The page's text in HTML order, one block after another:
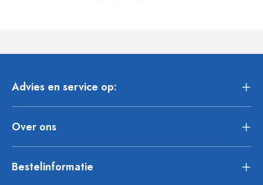
Advies en service op:
Over ons
Bestelinformatie